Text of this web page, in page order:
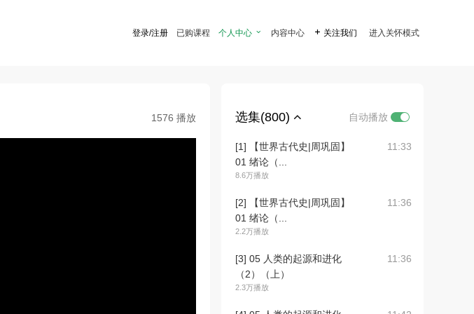
登录/注册 已购课程 个人中心  内容中心  关注我们 进入关怀模式
1576 播放 选集(800) 自动播放
[1] 【世界古代史|周巩固】
01 绪论（...
8.6万播放
11:33
[2] 【世界古代史|周巩固】
01 绪论（...
2.2万播放
11:36
[3] 05 人类的起源和进化
（2）（上）
2.3万播放
11:36